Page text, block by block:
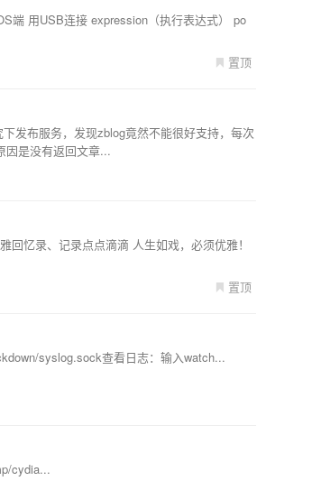
端 用USB连接 expression（执行表达式） po
置顶
发布服务，发现zblog竟然不能很好支持，每次
因是没有返回文章...
忆录、记录点点滴滴 人生如戏，必须优雅！
置顶
syslog.sock查看日志：输入watch...
cydia...